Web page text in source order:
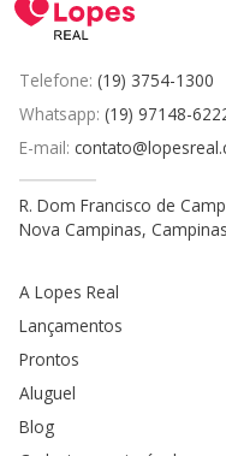
Telefone: (19) 3754-1300
Whatsapp: (19) 97148-
E-mail:
R. Dom Francisco de
Nova Campinas,
A Lopes Real
Lançamentos
Prontos
Aluguel
Blog